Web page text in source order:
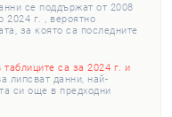
се поддържат от 2008
2024 г. , вероятно
за която са последните
са за 2024 г. и
липсват данни, най-
си още в предходни